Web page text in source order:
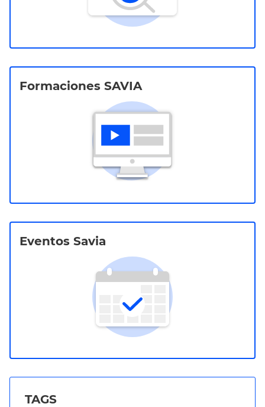
Formaciones SAVIA
Eventos Savia
TAGS